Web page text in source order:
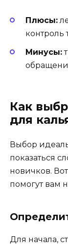
Плюсы:
контроль
Минусы:
Как
для
Выбор
показаться
новичков.
помогут вам
Для начала,